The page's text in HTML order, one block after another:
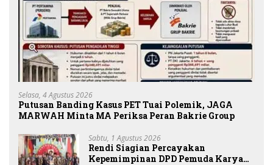
Selasa, 4 Agustus 2026
Putusan Banding Kasus PET Tuai Polemik, JAGA
MARWAH Minta MA Periksa Peran Bakrie Group
Sabtu, 1 Agustus 2026
Rendi Siagian Percayakan
Kepemimpinan DPD Pemuda Karya